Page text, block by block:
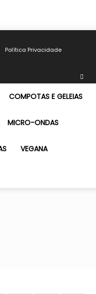
Política Privacidade
COMPOTAS E GELEIAS
MICRO-ONDAS
VEGANA